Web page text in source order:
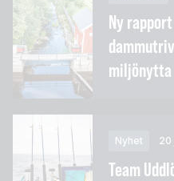
Ny
miljönytta
Nyhet 20
Team